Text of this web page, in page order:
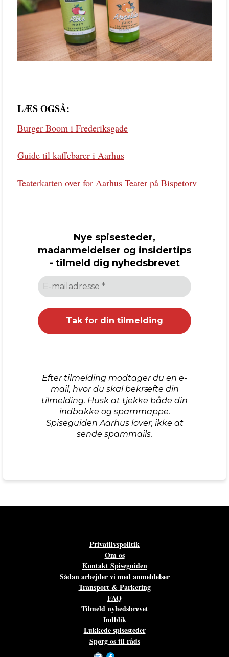
LÆS OGSÅ:
Burger Boom i Frederiksgade
Guide til kaffebarer i Aarhus
Teaterkatten over for Aarhus Teater på Bispetorv
Nye spisesteder,
madanmeldelser og insidertips
- tilmeld dig nyhedsbrevet
Efter tilmelding modtager du en e-
mail, hvor du skal bekræfte din
tilmelding. Husk at tjekke både din
indbakke og spammappe.
Spiseguiden Aarhus lover, ikke at
sende spammails.
Privatlivspolitik
Om os
Kontakt Spiseguiden
Sådan arbejder vi med anmeldelser
Transport & Parkering
FAQ
Tilmeld nyhedsbrevet
Indblik
Lukkede spisesteder
Spørg os til råds